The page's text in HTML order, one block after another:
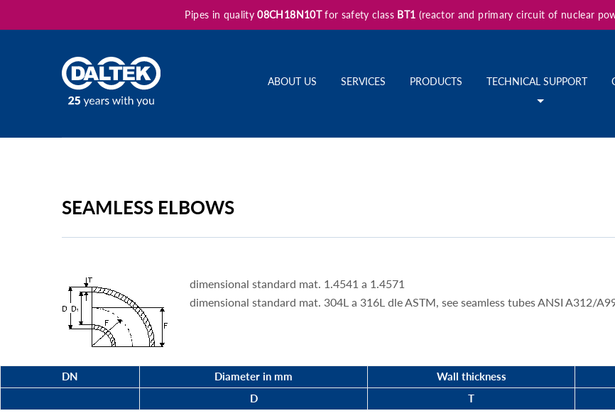
Pipes in quality08CH18N10Tfor safety class BT1 (reactor and primary circuit of nuclear
ABOUT US SERVICES PRODUCTS TECHNICAL SUPPORT
SEAMLESS ELBOWS
dimensional standard mat. 1.4541 a 1.4571
dimensional standard mat. 304L a 316L dle ASTM, see seamless tubes ANSI A312/
DN Diameter in mm Wall thickness
D
T